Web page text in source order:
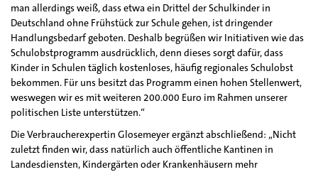
man allerdings weiß, dass etwa ein Drittel der Schulkinder in
Deutschland ohne Frühstück zur Schule gehen, ist dringender
Handlungsbedarf geboten. Deshalb begrüßen wir Initiativen wie das
Schulobstprogramm ausdrücklich, denn dieses sorgt dafür, dass
Kinder in Schulen täglich kostenloses, häufig regionales Schulobst
bekommen. Für uns besitzt das Programm einen hohen Stellenwert,
weswegen wir es mit weiteren 200.000 Euro im Rahmen unserer
politischen Liste unterstützen.“
Die Verbraucherexpertin Glosemeyer ergänzt abschließend: „Nicht
zuletzt finden wir, dass natürlich auch öffentliche Kantinen in
Landesdiensten, Kindergärten oder Krankenhäusern mehr